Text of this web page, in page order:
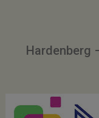
Hardenberg